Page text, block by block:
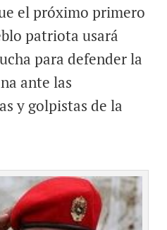
el próximo primero
patriota usará
para defender la
ante las
y golpistas de la